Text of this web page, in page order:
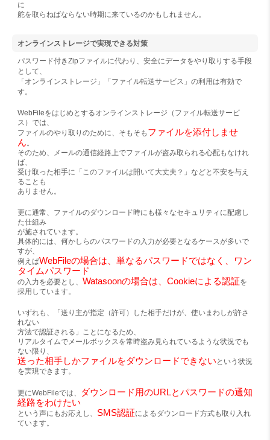
に
舵を取らねばならない時期に来ているのかもしれません。
オンラインストレージで実現できる対策
パスワード付きZipファイルに代わり、安全にデータをやり取りする手段
として、
「オンラインストレージ」「ファイル転送サービス」の利用は有効で
す。
WebFileをはじめとするオンラインストレージ（ファイル転送サービ
ス）では、
ファイルのやり取りのために、そもそも ファイルを添付しませ
ん 。
そのため、メールの通信経路上でファイルが盗み取られる心配もなけれ
ば、
受け取った相手に「このファイルは開いて大丈夫？」などと不安を与え
ることも
ありません。
更に通常、ファイルのダウンロード時にも様々なセキュリティに配慮し
た仕組み
が施されています。
具体的には、何かしらのパスワードの入力が必要となるケースが多いで
すが、
例えばWebFileの場合は、単なるパスワードではなく、ワン
タイムパスワード
の入力を必要とし、 Watasoonの場合は、Cookieによる認証を
採用しています。
いずれも、「送り主が指定（許可）した相手だけが、使いまわしが許さ
れない
方法で認証される」ことになるため、
リアルタイムでメールボックスを常時盗み見られているような状況でも
ない限り、
送った相手しかファイルをダウンロードできない という状況
を実現できます。
更にWebFileでは、
ダウンロード用のURLとパスワードの通知
経路をわけたい
という声にもお応えし、 SMS認証によるダウンロード方式も取り入れ
ています。